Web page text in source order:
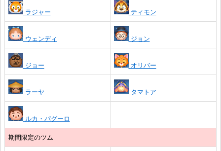
ラジャー ティモン
ウェンディ ジョン
ジョー オリバー
ラーヤ タマトア
ルカ・パグーロ
期間限定のツム